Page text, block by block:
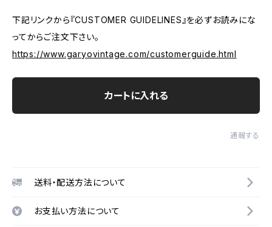
下記リンクから『CUSTOMER GUIDELINES』を必ずお読みにな
ってからご注文下さい。
https://www.garyovintage.com/customerguide.html
カートに入れる
通報する
送料・配送方法について
お支払い方法について